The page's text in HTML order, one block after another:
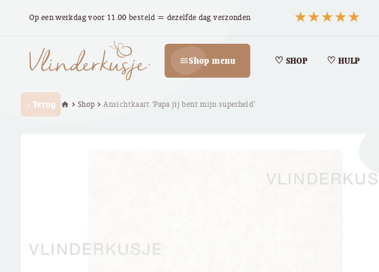
Op een werkdag voor 11.00 besteld = dezelfde dag verzonden
menuShop menu ♡ SHOP ♡ HULP
chevron_left Terug home chevron_right Shop chevron_rightAnsichtkaart ‘Papa jij bent mijn superheld’